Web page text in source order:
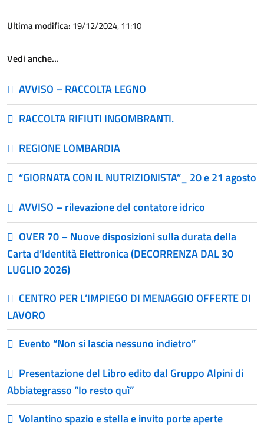
Ultima modifica: 19/12/2024, 11:10
Vedi anche…
AVVISO – RACCOLTA LEGNO
RACCOLTA RIFIUTI INGOMBRANTI.
REGIONE LOMBARDIA
“GIORNATA CON IL NUTRIZIONISTA”_ 20 e 21 agosto
AVVISO – rilevazione del contatore idrico
OVER 70 – Nuove disposizioni sulla durata della
Carta d’Identità Elettronica (DECORRENZA DAL 30
LUGLIO 2026)
CENTRO PER L’IMPIEGO DI MENAGGIO OFFERTE DI
LAVORO
Evento “Non si lascia nessuno indietro”
Presentazione del Libro edito dal Gruppo Alpini di
Abbiategrasso “Io resto quì”
Volantino spazio e stella e invito porte aperte